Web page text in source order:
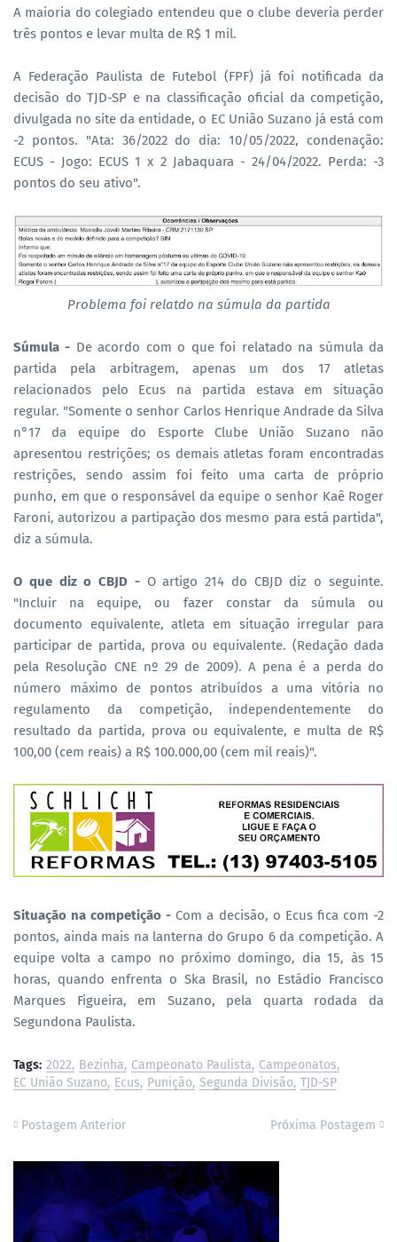
A maioria do colegiado entendeu que o clube deveria perder
três pontos e levar multa de R$ 1 mil.
A Federação Paulista de Futebol (FPF) já foi notificada da
decisão do TJD-SP e na classificação oficial da competição,
divulgada no site da entidade, o EC União Suzano já está com
-2 pontos. "Ata: 36/2022 do dia: 10/05/2022, condenação:
ECUS - Jogo: ECUS 1 x 2 Jabaquara - 24/04/2022. Perda: -3
pontos do seu ativo".
Problema foi relatdo na súmula da partida
Súmula - De acordo com o que foi relatado na súmula da
partida pela arbitragem, apenas um dos 17 atletas
relacionados pelo Ecus na partida estava em situação
regular. "Somente o senhor Carlos Henrique Andrade da Silva
n°17 da equipe do Esporte Clube União Suzano não
apresentou restrições; os demais atletas foram encontradas
restrições, sendo assim foi feito uma carta de próprio
punho, em que o responsável da equipe o senhor Kaê Roger
Faroni, autorizou a partipação dos mesmo para está partida",
diz a súmula.
O que diz o CBJD - O artigo 214 do CBJD diz o seguinte.
"Incluir na equipe, ou fazer constar da súmula ou
documento equivalente, atleta em situação irregular para
participar de partida, prova ou equivalente. (Redação dada
pela Resolução CNE nº 29 de 2009). A pena é a perda do
número máximo de pontos atribuídos a uma vitória no
regulamento da competição, independentemente do
resultado da partida, prova ou equivalente, e multa de R$
100,00 (cem reais) a R$ 100.000,00 (cem mil reais)".
Situação na competição - Com a decisão, o Ecus fica com -2
pontos, ainda mais na lanterna do Grupo 6 da competição. A
equipe volta a campo no próximo domingo, dia 15, às 15
horas, quando enfrenta o Ska Brasil, no Estádio Francisco
Marques Figueira, em Suzano, pela quarta rodada da
Segundona Paulista.
Tags: 2022 Bezinha Campeonato Paulista Campeonatos
EC União Suzano Ecus Punição Segunda Divisão TJD-SP
Postagem Anterior Próxima Postagem